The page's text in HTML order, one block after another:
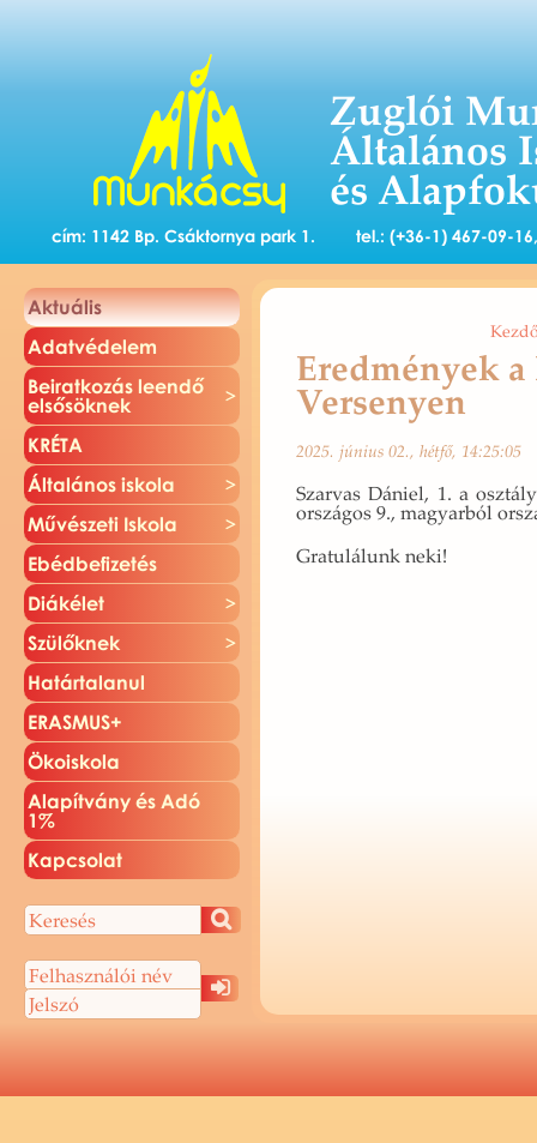
Zuglói
Általános
és
cím: 1142 Bp. Csáktornya park 1. tel.: (+36-1) 467-09-
Ak­tu­á­lis
Adat­vé­de­lem
Be­irat­ko­zás le­en­dő
el­ső­sök­nek
KRÉTA
Ál­ta­lá­nos is­ko­la
Mű­vé­sze­ti Is­ko­la
Ebéd­be­fi­ze­tés
Di­ák­élet
Szü­lők­nek
Ha­tár­ta­la­nul
ERAS­MUS+
Öko­is­ko­la
Ala­pít­vány és Adó
1%
Kap­cso­lat
Eredmények
Versenyen
2025. jú­ni­us 02., hétfő, 14:25:05
Szar­vas Dá­ni­el, 1. a
or­szá­gos 9., ma­gyar­ból
Gra­tu­lá­lunk neki!